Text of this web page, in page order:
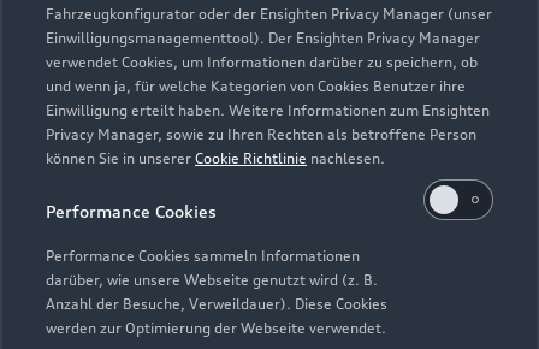
Fahrzeugkonfigurator oder der Ensighten Privacy Manager (unser
Einwilligungsmanagementtool). Der Ensighten Privacy Manager
verwendet Cookies, um Informationen darüber zu speichern, ob
und wenn ja, für welche Kategorien von Cookies Benutzer ihre
Einwilligung erteilt haben. Weitere Informationen zum Ensighten
Privacy Manager, sowie zu Ihren Rechten als betroffene Person
können Sie in unserer Cookie Richtlinie nachlesen.
Performance Cookies
Performance Cookies sammeln Informationen
darüber, wie unsere Webseite genutzt wird (z. B.
Anzahl der Besuche, Verweildauer). Diese Cookies
werden zur Optimierung der Webseite verwendet.
Zurück nach oben
Modelle
Elektromodelle
Plug-in-Hybride
Neuwagensuche
Gebrauchtwagensuche
Service & Zubehör
Saisonale Angebote
Support